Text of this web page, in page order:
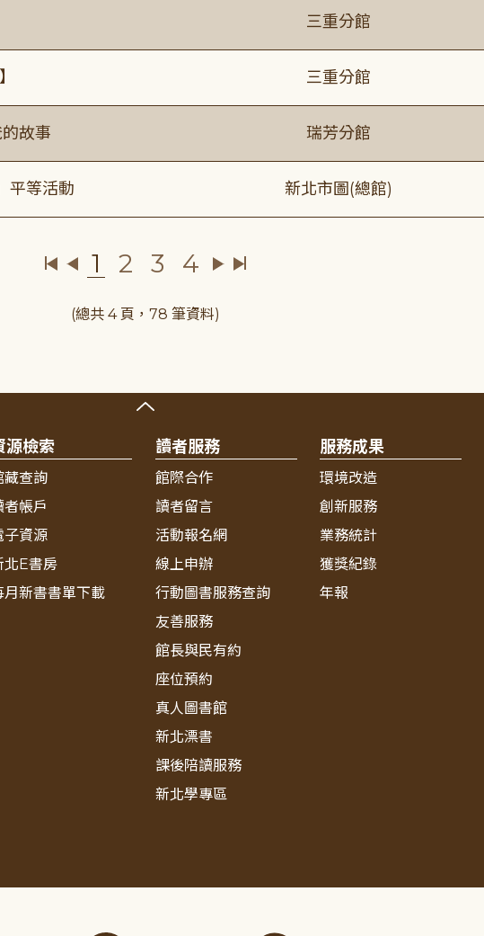
三重分館
三重分館
故事 瑞芳分館
平等活動 新北市圖(總館)
1 2 3 4
(總共 4 頁，78 筆資料)
源檢索
藏查詢
者帳戶
子資源
北E書房
月新書書單下載
讀者服務
館際合作
讀者留言
活動報名網
線上申辦
行動圖書服務查詢
友善服務
館長與民有約
座位預約
真人圖書館
新北漂書
課後陪讀服務
新北學專區
服務成果
環境改造
創新服務
業務統計
獲獎紀錄
年報